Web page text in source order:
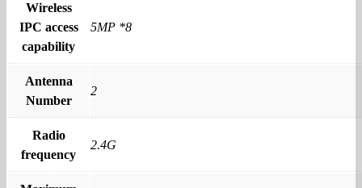
Wireless
IPC access
capability
5MP *8
Antenna
Number
2
Radio
frequency
2.4G